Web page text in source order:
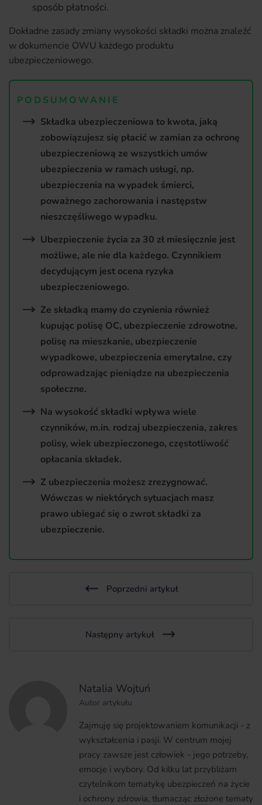
sposób płatności.
Dokładne zasady zmiany wysokości składki można znaleźć
w dokumencie OWU każdego produktu
ubezpieczeniowego.
PODSUMOWANIE
Składka ubezpieczeniowa to kwota, jaką
zobowiązujesz się płacić w zamian za ochronę
ubezpieczeniową ze wszystkich umów
ubezpieczenia w ramach usługi, np.
ubezpieczenia na wypadek śmierci,
poważnego zachorowania i następstw
nieszczęśliwego wypadku.
Ubezpieczenie życia za 30 zł miesięcznie jest
możliwe, ale nie dla każdego. Czynnikiem
decydującym jest ocena ryzyka
ubezpieczeniowego.
Ze składką mamy do czynienia również
kupując polisę OC, ubezpieczenie zdrowotne,
polisę na mieszkanie, ubezpieczenie
wypadkowe, ubezpieczenia emerytalne, czy
odprowadzając pieniądze na ubezpieczenia
społeczne.
Na wysokość składki wpływa wiele
czynników, m.in. rodzaj ubezpieczenia, zakres
polisy, wiek ubezpieczonego, częstotliwość
opłacania składek.
Z ubezpieczenia możesz zrezygnować.
Wówczas w niektórych sytuacjach masz
prawo ubiegać się o zwrot składki za
ubezpieczenie.
Poprzedni artykuł
Następny artykuł
Natalia Wojtuń
Autor artykułu
Zajmuję się projektowaniem komunikacji - z
wykształcenia i pasji. W centrum mojej
pracy zawsze jest człowiek - jego potrzeby,
emocje i wybory. Od kilku lat przybliżam
czytelnikom tematykę ubezpieczeń na życie
i ochrony zdrowia, tłumacząc złożone tematy